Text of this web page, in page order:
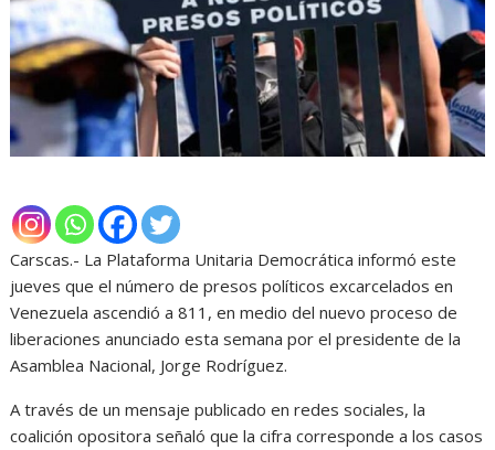
Carscas.- La Plataforma Unitaria Democrática informó este
jueves que el número de presos políticos excarcelados en
Venezuela ascendió a 811, en medio del nuevo proceso de
liberaciones anunciado esta semana por el presidente de la
Asamblea Nacional, Jorge Rodríguez.
A través de un mensaje publicado en redes sociales, la
coalición opositora señaló que la cifra corresponde a los casos